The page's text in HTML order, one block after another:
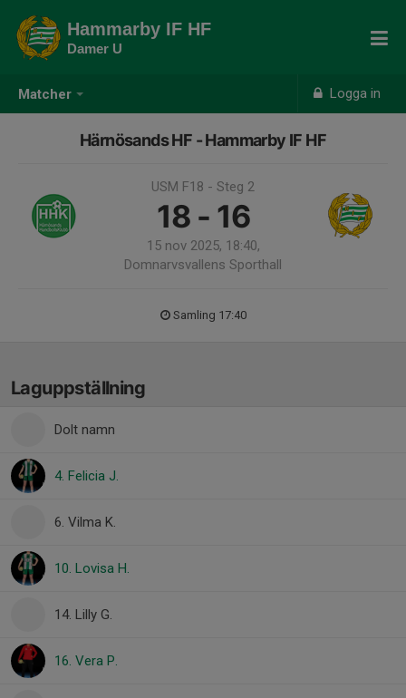
Matcher Logga in
Hammarby IF HF
Damer U
Härnösands HF - Hammarby IF HF
USM F18 - Steg 2
18 - 16
15 nov 2025, 18:40,
Domnarvsvallens Sporthall
Samling 17:40
Laguppställning
Dolt namn
4. Felicia J.
6. Vilma K.
10. Lovisa H.
14. Lilly G.
16. Vera P.